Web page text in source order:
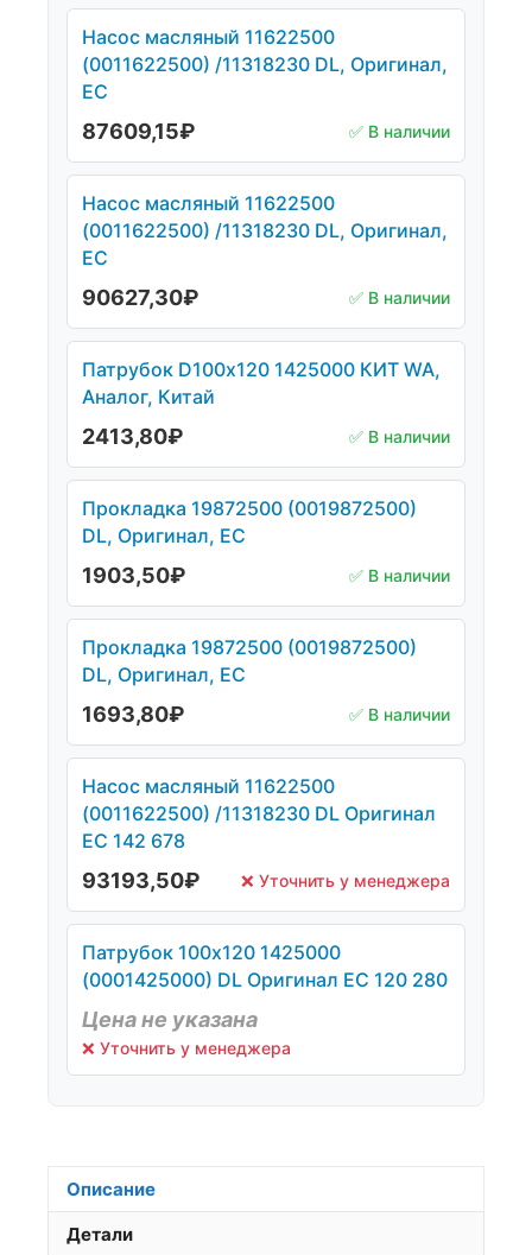
Насос масляный 11622500
(0011622500) /11318230 DL, Оригинал,
ЕС
87609,15₽ ✅ В наличии
Насос масляный 11622500
(0011622500) /11318230 DL, Оригинал,
ЕС
90627,30₽ ✅ В наличии
Патрубок D100х120 1425000 КИТ WA,
Аналог, Китай
2413,80₽ ✅ В наличии
Прокладка 19872500 (0019872500)
DL, Оригинал, ЕС
1903,50₽ ✅ В наличии
Прокладка 19872500 (0019872500)
DL, Оригинал, ЕС
1693,80₽ ✅ В наличии
Насос масляный 11622500
(0011622500) /11318230 DL Оригинал
ЕС 142 678
93193,50₽ ❌ Уточнить у менеджера
Патрубок 100х120 1425000
(0001425000) DL Оригинал ЕС 120 280
Цена не указана
❌ Уточнить у менеджера
Описание
Детали